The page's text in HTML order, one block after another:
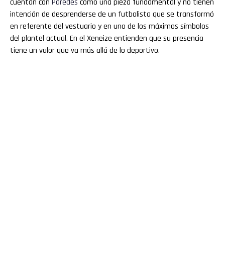
cuentan con Paredes como una pieza fundamental y no tienen
intención de desprenderse de un futbolista que se transformó
en referente del vestuario y en uno de los máximos símbolos
del plantel actual. En el Xeneize entienden que su presencia
tiene un valor que va más allá de lo deportivo.